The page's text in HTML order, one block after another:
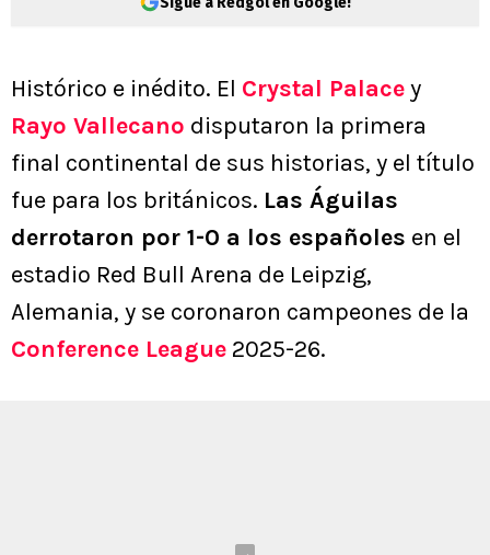
Histórico e inédito. El Crystal Palacey
Rayo Vallecano disputaron la primera
final continental de sus historias, y el título
fue para los británicos. Las Águilas
derrotaron por 1-0 a los españoles en el
estadio Red Bull Arena de Leipzig,
Alemania, y se coronaron campeones de la
Conference League 2025-26.